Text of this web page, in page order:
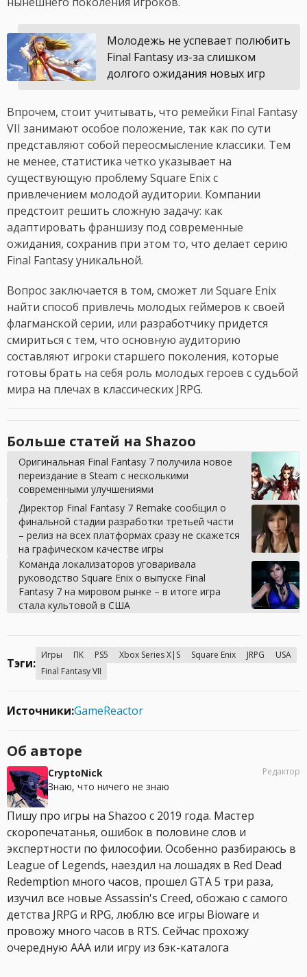
Молодежь не успевает полюбить
Final Fantasy из-за слишком
долгого ожидания новых игр
Впрочем, стоит учитывать, что ремейки Final Fantasy
VII занимают особое положение, так как по сути
представляют собой переосмысление классики. Тем
не менее, статистика четко указывает на
существующую проблему Square Enix с
привлечением молодой аудитории. Компании
предстоит решить сложную задачу: как
адаптировать франшизу под современные
ожидания, сохранив при этом то, что делает серию
Final Fantasy уникальной.
Вопрос заключается в том, сможет ли Square Enix
найти способ привлечь молодых геймеров к своей
флагманской серии, или разработчику придется
смириться с тем, что основную аудиторию
составляют игроки старшего поколения, которые
готовы брать на себя роль молодых героев с судьбой
мира на плечах в классических JRPG.
Больше статей на Shazoo
Оригинальная Final Fantasy 7 получила новое
переиздание в Steam с несколькими
современными улучшениями
Директор Final Fantasy 7 Remake сообщил о
финальной стадии разработки третьей части
– релиз на всех платформах сразу не скажется
на графическом качестве игры
Команда локализаторов уговаривала
руководство Square Enix о выпуске Final
Fantasy 7 на мировом рынке – в итоге игра
стала культовой в США
Тэги:
Игры ПК PS5 Xbox Series X|S Square Enix JRPG
USA
Final Fantasy VII
Источники:GameReactor
Об авторе
CryptoNick
Знаю, что ничего не знаю
Редактор
Пишу про игры на Shazoo с 2019 года. Мастер
скоропечатанья, ошибок в половине слов и
экспертности по философии. Особенно разбираюсь в
League of Legends, наездил на лошадях в Red Dead
Redemption много часов, прошел GTA 5 три раза,
изучил все новые Assassin's Creed, обожаю с самого
детства JRPG и RPG, люблю все игры Bioware и
провожу много часов в RTS. Сейчас прохожу
очередную AAA или игру из бэк-каталога